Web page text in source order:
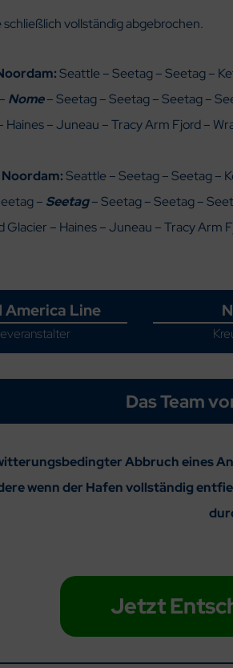
vollständig abgebrochen.
Seattle – Seetag – Seetag –
Nome– Seetag – Seetag – Seetag –
Haines – Juneau – Tracy Arm Fjord –
Seattle – Seetag – Seetag –
– Seetag– Seetag – Seetag –
Glacier – Haines – Juneau – Tracy Arm
America Line
Das Team
Abbruch eines
wenn der Hafen vollständig
Jetzt